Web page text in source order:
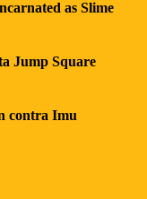
as Slime
Jump Square
contra Imu